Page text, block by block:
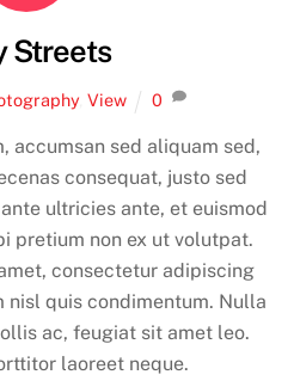
Streets
,View 0
accumsan sed aliquam sed,
consequat, justo sed
ultricies ante, et euismod
pretium non ex ut volutpat.
consectetur adipiscing
nisl quis condimentum. Nulla
ac, feugiat sit amet leo.
laoreet neque.